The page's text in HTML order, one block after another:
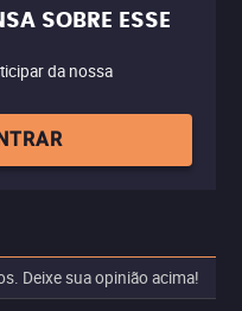
SOBRE ESSE
da nossa
Deixe sua opinião acima!